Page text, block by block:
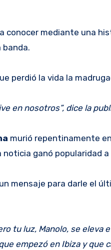
conocer mediante una
banda.
perdió la vida la
en nosotros”, dice la
murió repentinamente
ganó popularidad
mensaje para darle el
tu luz, Manolo, se
empezó en Ibiza y que